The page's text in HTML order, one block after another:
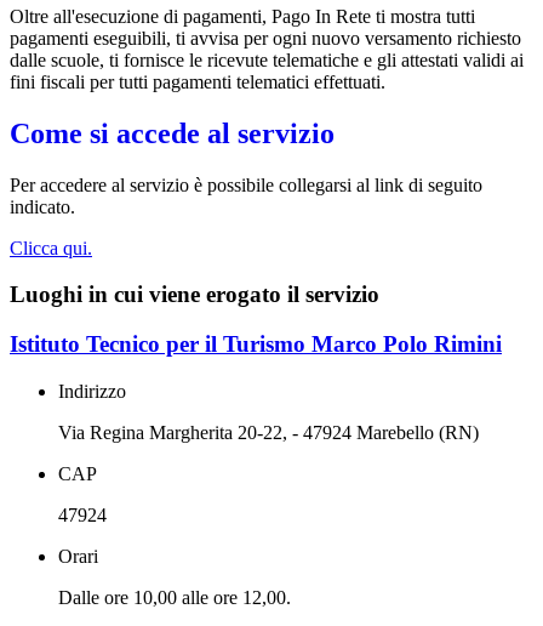
Oltre all'esecuzione di pagamenti, Pago In Rete ti mostra tutti
pagamenti eseguibili, ti avvisa per ogni nuovo versamento richiesto
dalle scuole, ti fornisce le ricevute telematiche e gli attestati validi ai
fini fiscali per tutti pagamenti telematici effettuati.
Come si accede al servizio
Per accedere al servizio è possibile collegarsi al link di seguito
indicato.
Clicca qui.
Luoghi in cui viene erogato il servizio
Istituto Tecnico per il Turismo Marco Polo Rimini
Indirizzo
Via Regina Margherita 20-22, - 47924 Marebello (RN)
CAP
47924
Orari
Dalle ore 10,00 alle ore 12,00.